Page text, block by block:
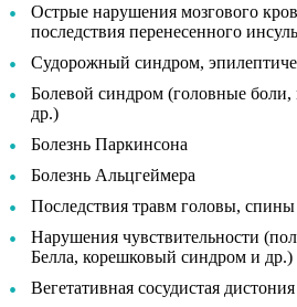
Острые нарушения мозгового
последствия перенесенного
Судорожный синдром,
Болевой синдром (головные
др.)
Болезнь Паркинсона
Болезнь Альцгеймера
Последствия травм головы, спины
Нарушения чувствительности
Белла, корешковый синдром и др.)
Вегетативная сосудистая дистония